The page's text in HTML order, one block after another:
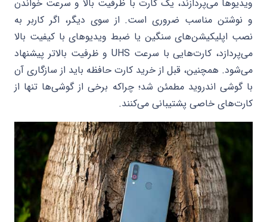
ویدیوها می‌پردازند، یک کارت با ظرفیت بالا و سرعت خواندن
و نوشتن مناسب ضروری است. از سوی دیگر، اگر کاربر به
نصب اپلیکیشن‌های سنگین یا ضبط ویدیوهای با کیفیت بالا
می‌پردازد، کارت‌هایی با سرعت UHS و ظرفیت بالاتر پیشنهاد
می‌شود. همچنین، قبل از خرید کارت حافظه باید از سازگاری آن
با گوشی اندروید مطمئن شد؛ چراکه برخی از گوشی‌ها تنها از
کارت‌های خاصی پشتیبانی می‌کنند.